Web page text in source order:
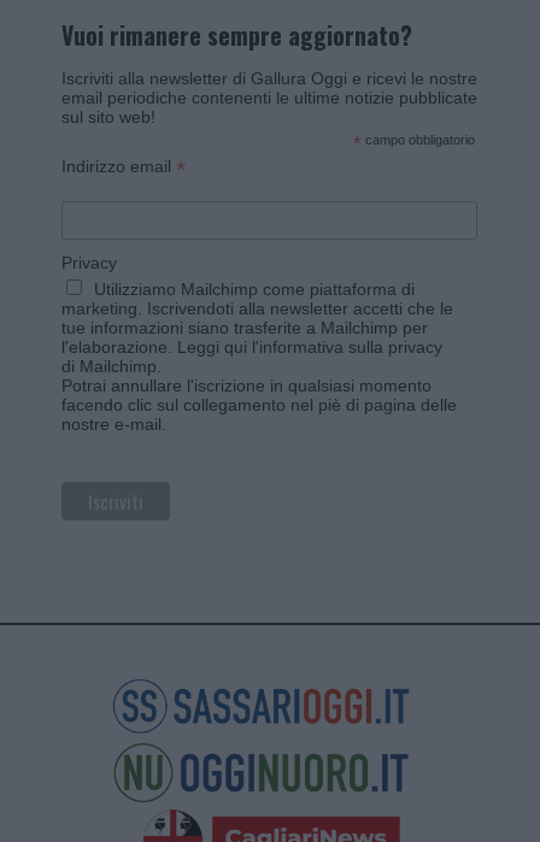
Vuoi rimanere sempre aggiornato?
Iscriviti alla newsletter di Gallura Oggi e ricevi le nostre
email periodiche contenenti le ultime notizie pubblicate
sul sito web!
* campo obbligatorio
Indirizzo email *
Privacy
Utilizziamo Mailchimp come piattaforma di
marketing. Iscrivendoti alla newsletter accetti che le
tue informazioni siano trasferite a Mailchimp per
l'elaborazione. Leggi qui l'informativa sulla privacy
di Mailchimp
Potrai annullare l'iscrizione in qualsiasi momento
facendo clic sul collegamento nel piè di pagina delle
nostre e-mail.